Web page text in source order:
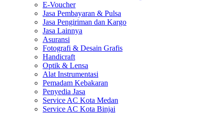
E-Voucher
Jasa Pembayaran & Pulsa
Jasa Pengiriman dan Kargo
Jasa Lainnya
Asuransi
Fotografi & Desain Grafis
Handicraft
Optik & Lensa
Alat Instrumentasi
Pemadam Kebakaran
Penyedia Jasa
Service AC Kota Medan
Service AC Kota Binjai